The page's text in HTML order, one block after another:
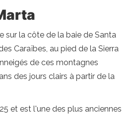
sur la côte de la baie de Santa
Caraïbes, au pied de la Sierra
de ces montagnes
des jours clairs à partir de la
et est l'une des plus anciennes